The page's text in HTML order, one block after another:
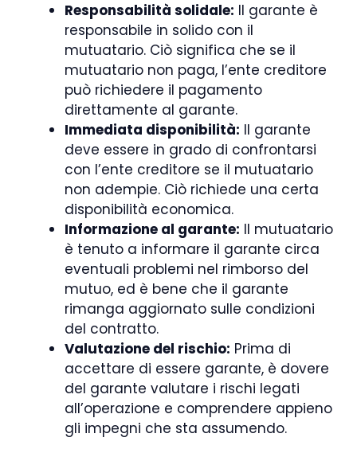
Responsabilità solidale: Il garante è
responsabile in solido con il
mutuatario. Ciò significa che se il
mutuatario non paga, l’ente creditore
può richiedere il pagamento
direttamente al garante.
Immediata disponibilità: Il garante
deve essere in grado di confrontarsi
con l’ente creditore se il mutuatario
non adempie. Ciò richiede una certa
disponibilità economica.
Informazione al garante: Il mutuatario
è tenuto a informare il garante circa
eventuali problemi nel rimborso del
mutuo, ed è bene che il garante
rimanga aggiornato sulle condizioni
del contratto.
Valutazione del rischio: Prima di
accettare di essere garante, è dovere
del garante valutare i rischi legati
all’operazione e comprendere appieno
gli impegni che sta assumendo.